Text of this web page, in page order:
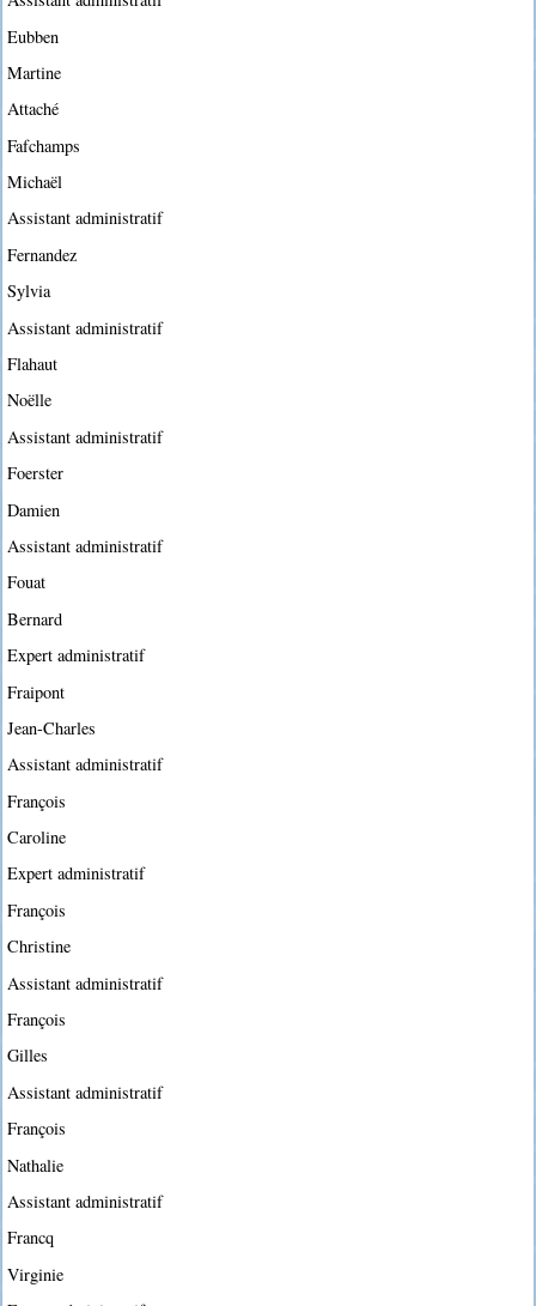
Eubben
Martine
Attaché
Fafchamps
Michaël
Assistant administratif
Fernandez
Sylvia
Assistant administratif
Flahaut
Noëlle
Assistant administratif
Foerster
Damien
Assistant administratif
Fouat
Bernard
Expert administratif
Fraipont
Jean-Charles
Assistant administratif
François
Caroline
Expert administratif
François
Christine
Assistant administratif
François
Gilles
Assistant administratif
François
Nathalie
Assistant administratif
Francq
Virginie